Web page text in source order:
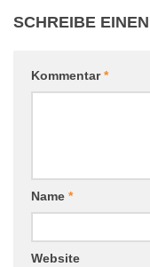
SCHREIBE
Kommentar*
Name *
Website